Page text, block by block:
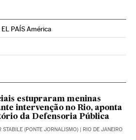
PAÍS América
Instagram
estupraram meninas
intervenção no Rio, aponta
da Defensoria Pública
STABILE (PONTE JORNALISMO) | RIO DE JANEIRO